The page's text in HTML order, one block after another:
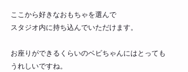
ここから好きなおもちゃを選んで
スタジオ内に持ち込んでいただけます。
お座りができるくらいのベビちゃんにはとっても
うれしいですね。